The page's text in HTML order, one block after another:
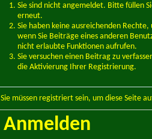
Sie sind nicht angemeldet. Bitte füllen
erneut.
Sie haben keine ausreichenden
wenn Sie Beiträge eines anderen
nicht erlaubte Funktionen aufrufen.
Sie versuchen einen Beitrag zu
die Aktivierung Ihrer Registrierung.
Sie müssen registriert sein, um diese Seite
Anmelden